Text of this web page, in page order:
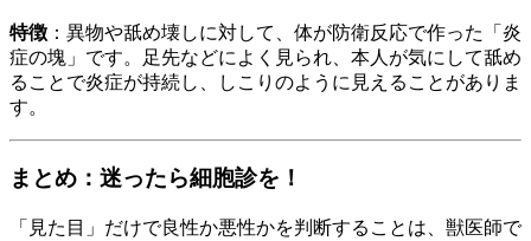
特徴 ：異物や舐め壊しに対して、体が防衛反応で作った「炎
症の塊」です。足先などによく見られ、本人が気にして舐め
ることで炎症が持続し、しこりのように見えることがありま
す。
まとめ：迷ったら細胞診を！
「見た目」だけで良性か悪性かを判断することは、獣医師で